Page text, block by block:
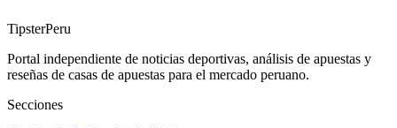
TipsterPeru
Portal independiente de noticias deportivas, análisis de apuestas y
reseñas de casas de apuestas para el mercado peruano.
Secciones